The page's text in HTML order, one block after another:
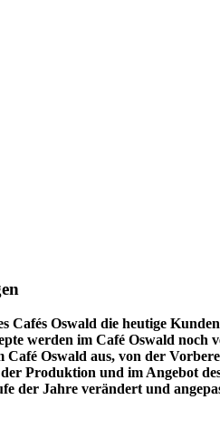
Cafés Oswald die heutige
werden im Café Oswald noch
Café Oswald aus, von der
Produktion und im Angebot
der Jahre verändert und